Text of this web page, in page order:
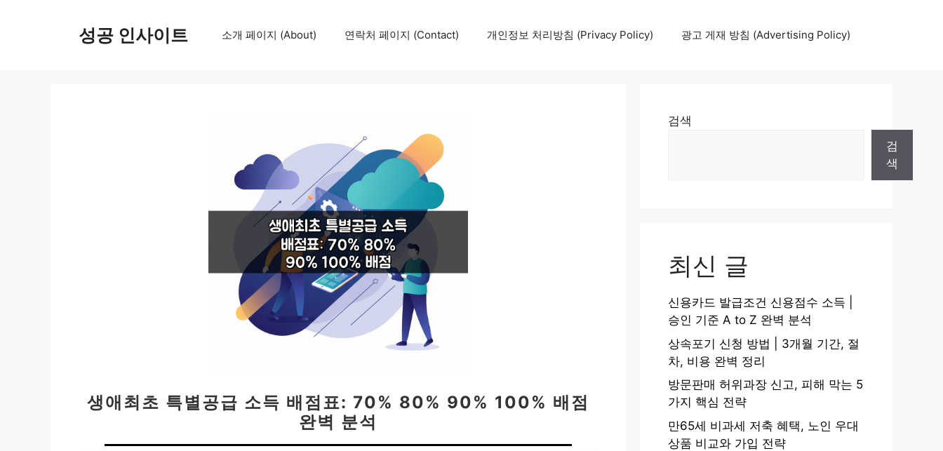
성공 인사이트 소개 페이지 (About) 연락처 페이지 (Contact) 개인정보 처리방침 (Privacy Policy) 광고 게재 방침 (Advertising Policy)
생애최초 특별공급 소득 배점표: 70% 80% 90% 100% 배점
완벽 분석
검색
검
색
최신 글
신용카드 발급조건 신용점수 소득 |
승인 기준 A to Z 완벽 분석
상속포기 신청 방법 | 3개월 기간, 절
차, 비용 완벽 정리
방문판매 허위과장 신고, 피해 막는 5
가지 핵심 전략
만65세 비과세 저축 혜택, 노인 우대
상품 비교와 가입 전략